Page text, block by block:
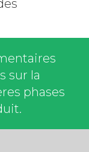
sur la
phases